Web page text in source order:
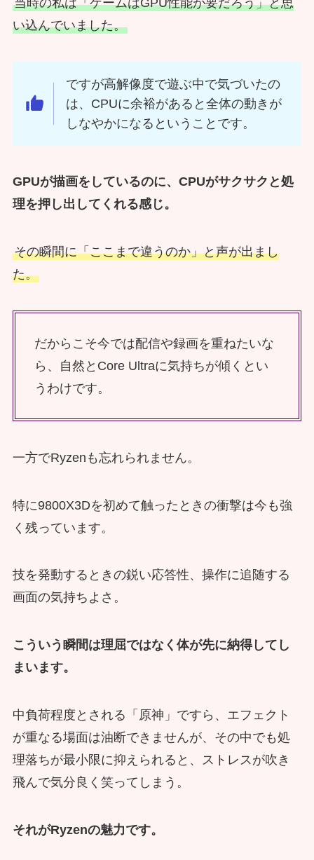
当時の私は「ゲームはGPU性能が要だろう」と思
い込んでいました。
ですが高解像度で遊ぶ中で気づいたの
は、CPUに余裕があると全体の動きが
しなやかになるということです。
GPUが描画をしているのに、CPUがサクサクと処
理を押し出してくれる感じ。
その瞬間に「ここまで違うのか」と声が出まし
た。
だからこそ今では配信や録画を重ねたいな
ら、自然とCore Ultraに気持ちが傾くとい
うわけです。
一方でRyzenも忘れられません。
特に9800X3Dを初めて触ったときの衝撃は今も強
く残っています。
技を発動するときの鋭い応答性、操作に追随する
画面の気持ちよさ。
こういう瞬間は理屈ではなく体が先に納得してし
まいます。
中負荷程度とされる「原神」ですら、エフェクト
が重なる場面は油断できませんが、その中でも処
理落ちが最小限に抑えられると、ストレスが吹き
飛んで気分良く笑ってしまう。
それがRyzenの魅力です。